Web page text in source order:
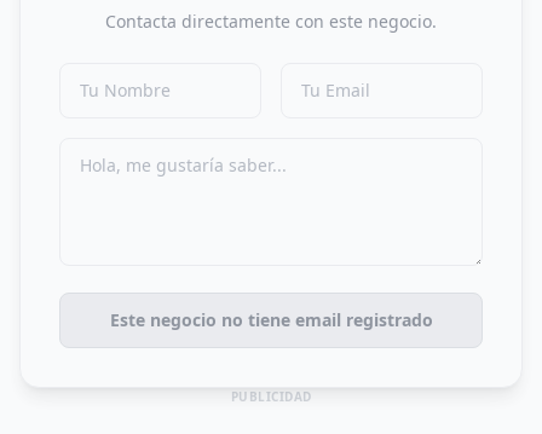
Contacta directamente con este negocio.
Este negocio no tiene email registrado
PUBLICIDAD